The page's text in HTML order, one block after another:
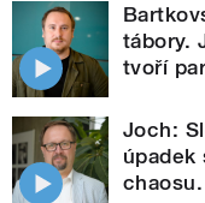
tábory.
tvoří
Joch:
úpadek